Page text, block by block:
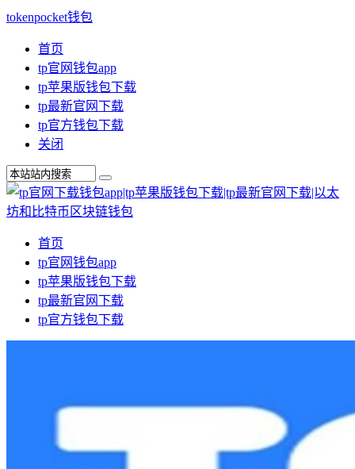
tokenpocket钱包
首页
tp官网钱包app
tp苹果版钱包下载
tp最新官网下载
tp官方钱包下载
关闭
首页
tp官网钱包app
tp苹果版钱包下载
tp最新官网下载
tp官方钱包下载